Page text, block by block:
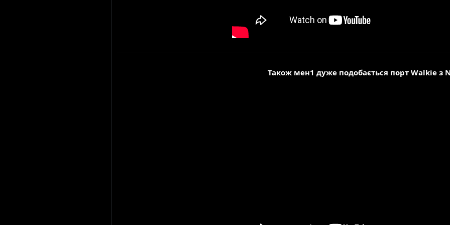
Я игрок - в игре нет справедливости
Но воспоминания об этом, для меня фитиль​
Також мен1 дуже подобається порт Walkie з